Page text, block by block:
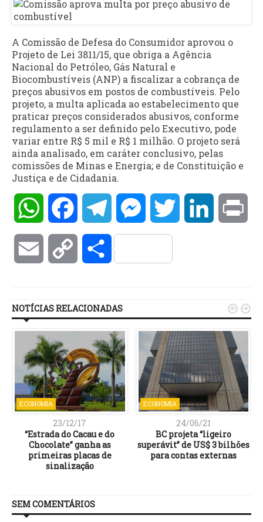
A Comissão de Defesa do Consumidor aprovou o
Projeto de Lei 3811/15, que obriga a Agência
Nacional do Petróleo, Gás Natural e
Biocombustíveis (ANP) a fiscalizar a cobrança de
preços abusivos em postos de combustíveis. Pelo
projeto, a multa aplicada ao estabelecimento que
praticar preços considerados abusivos, conforme
regulamento a ser definido pelo Executivo, pode
variar entre R$ 5 mil e R$ 1 milhão. O projeto será
ainda analisado, em caráter conclusivo, pelas
comissões de Minas e Energia; e de Constituição e
Justiça e de Cidadania.
WhatsAppFacebookTelegramMessengerTwitter LinkedIn
Email Copy Compartilhar
NOTÍCIAS RELACIONADAS
ECONOMIA
23/12/17
“Estrada do Cacau e do
Chocolate” ganha as
primeiras placas de
sinalização
ECONOMIA
24/06/21
BC projeta “ligeiro
superávit” de US$ 3 bilhões
para contas externas
 
SEM COMENTÁRIOS